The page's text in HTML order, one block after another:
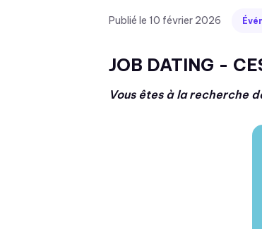
Publié le 10 février 2026
JOB DATING -
Vous êtes à la recherche